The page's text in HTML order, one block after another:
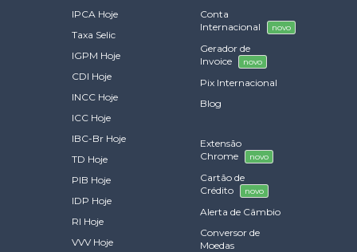
IPCA Hoje
Taxa Selic
IGPM Hoje
CDI Hoje
INCC Hoje
ICC Hoje
IBC-Br Hoje
TD Hoje
PIB Hoje
IDP Hoje
RI Hoje
VVV Hoje
Conta
Internacional
novo
Gerador de
Invoice
novo
Pix Internacional
Blog
Extensão
Chrome
novo
Cartão de
Crédito
novo
Alerta de Câmbio
Conversor de
Moedas